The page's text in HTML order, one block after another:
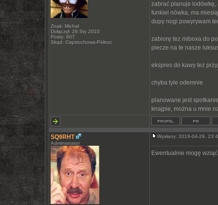
Znak: Michał
Dołączył: 26 Sty 2010
Posty: 607
Skąd: Częstochowa-Północ
zabrać planuje
funkiel nówka, ma
dupy nogi powyrywam
zabiorę tez miboxa do
piecze na te nasze
ekspres do kawy tez
chyba tyle odemnie
planowane jest
knajpie, można u mnie
SQ9RHT
Administrator
Wysłany: 2019-04-29,
Ewentualnie mogę